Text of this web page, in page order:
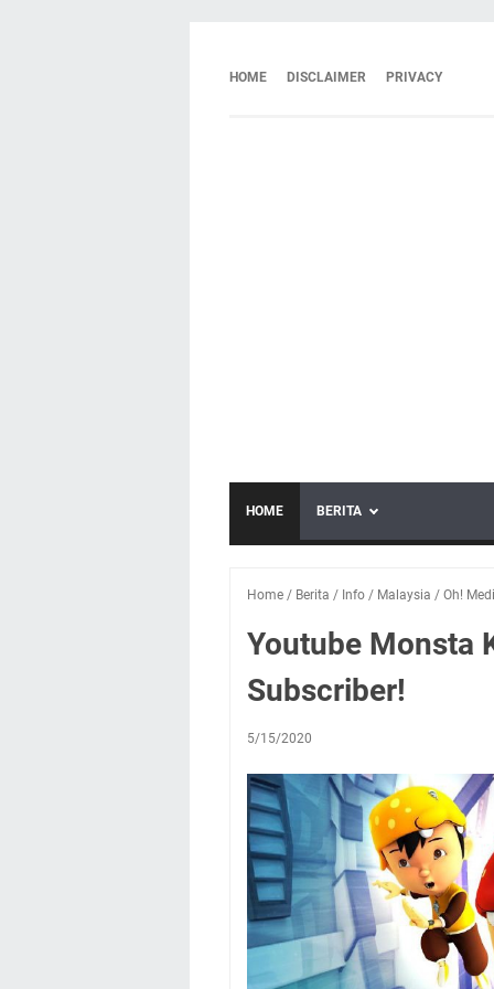
HOME DISCLAIMER PRIVACY
HOME BERITA
Home / Berita / Info / Malaysia / Oh!
Youtube Monsta
Subscriber!
5/15/2020